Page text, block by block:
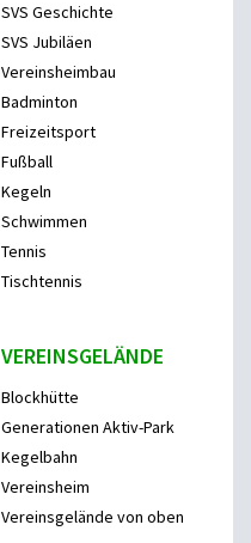
SVS Geschichte
SVS Jubiläen
Vereinsheimbau
Badminton
Freizeitsport
Fußball
Kegeln
Schwimmen
Tennis
Tischtennis
VEREINSGELÄNDE
Blockhütte
Generationen Aktiv-Park
Kegelbahn
Vereinsheim
Vereinsgelände von oben